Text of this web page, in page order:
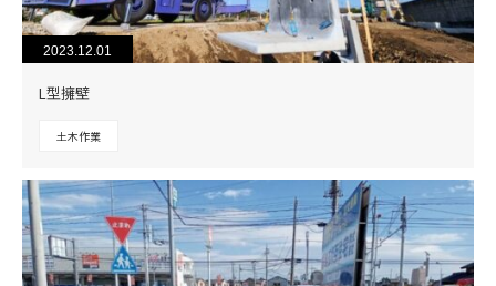
2023.12.01
L型擁壁
土木作業